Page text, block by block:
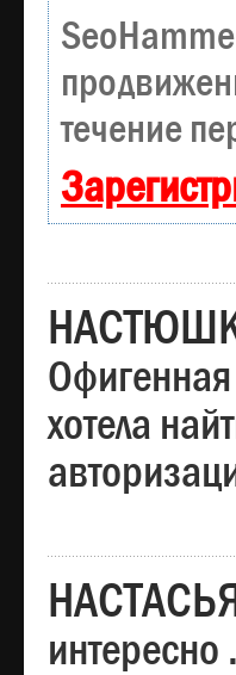
течение
Офигенная
хотела
интересно